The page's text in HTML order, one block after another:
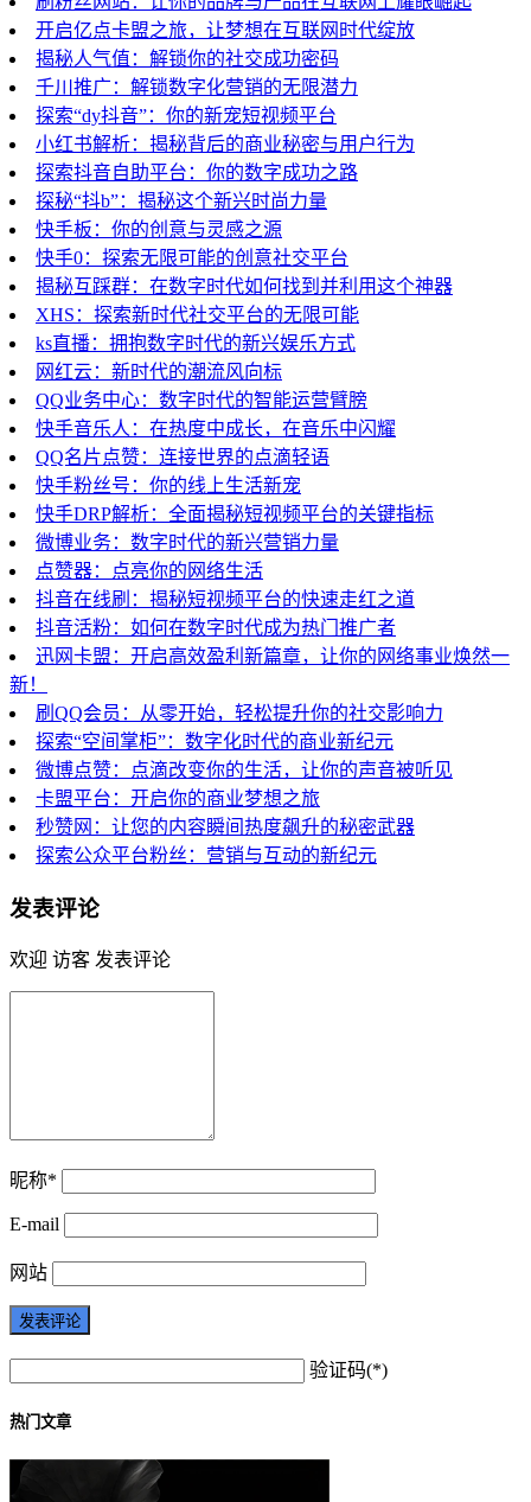
开启亿点卡盟之旅，让梦想在互联网时代绽放
揭秘人气值：解锁你的社交成功密码
千川推广：解锁数字化营销的无限潜力
探索“dy抖音”：你的新宠短视频平台
小红书解析：揭秘背后的商业秘密与用户行为
探索抖音自助平台：你的数字成功之路
探秘“抖b”：揭秘这个新兴时尚力量
快手板：你的创意与灵感之源
快手0：探索无限可能的创意社交平台
揭秘互踩群：在数字时代如何找到并利用这个神器
XHS：探索新时代社交平台的无限可能
ks直播：拥抱数字时代的新兴娱乐方式
网红云：新时代的潮流风向标
QQ业务中心：数字时代的智能运营臂膀
快手音乐人：在热度中成长，在音乐中闪耀
QQ名片点赞：连接世界的点滴轻语
快手粉丝号：你的线上生活新宠
快手DRP解析：全面揭秘短视频平台的关键指标
微博业务：数字时代的新兴营销力量
点赞器：点亮你的网络生活
抖音在线刷：揭秘短视频平台的快速走红之道
抖音活粉：如何在数字时代成为热门推广者
迅网卡盟：开启高效盈利新篇章，让你的网络事业焕然一
新！
刷QQ会员：从零开始，轻松提升你的社交影响力
探索“空间掌柜”：数字化时代的商业新纪元
微博点赞：点滴改变你的生活，让你的声音被听见
卡盟平台：开启你的商业梦想之旅
秒赞网：让您的内容瞬间热度飙升的秘密武器
探索公众平台粉丝：营销与互动的新纪元
发表评论
欢迎 访客 发表评论
昵称*
E-mail
网站
验证码(*)
热门文章